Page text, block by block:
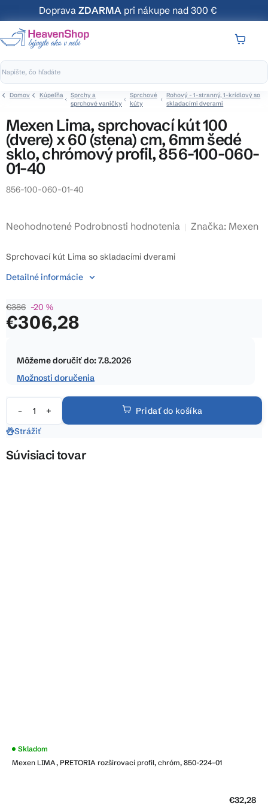
na
obsah
Doprava ZDARMA pri nákupe nad 300 €
KOŠÍK
Domov Kúpeľňa
Sprchy a
sprchové vaničky
Sprchové
kúty
Rohový - 1-stranný, 1-krídlový so
skladacími dverami
Mexen Lima, sprchovací kút 100
(dvere) x 60 (stena) cm, 6mm šedé
sklo, chrómový profil, 856-100-060-
01-40
856-100-060-01-40
Priemerné
produktu
0,0
5
hviezdičiek.
Neohodnotené Podrobnosti hodnotenia Značka: Mexen
€386 –20 %
€306,28
cena:
Môžeme doručiť do:7.8.2026
Možnosti doručenia
Pridať do košíka
Sprchovací kút Lima so skladacími dverami
Detailné informácie
Strážiť
Súvisiaci tovar
Mexen LIMA, PRETORIA rozširovací profil, chróm, 850-224-01
Skladom
€32,28